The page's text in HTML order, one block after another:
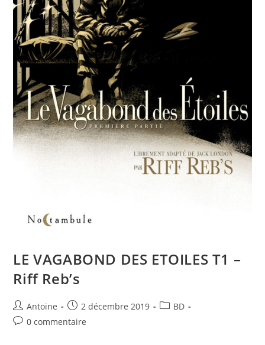
LE VAGABOND DES ETOILES T1 –
Riff Reb’s
Antoine 2 décembre 2019
BD
0 commentaire